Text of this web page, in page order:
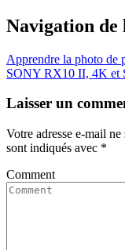
Navigation de
Apprendre la photo de
SONY RX10 II, 4K et
Laisser un
Votre adresse e-mail ne
sont indiqués avec *
Comment